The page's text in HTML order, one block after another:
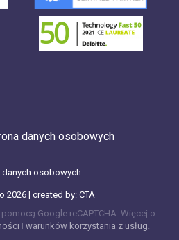
danych osobowych
danych osobowych
2026 | created by:CTA
Google reCAPTCHA. Więcej o
I warunków korzystania z usług.